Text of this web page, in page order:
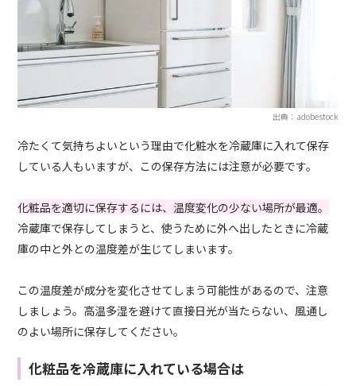
出典：adobestock
冷たくて気持ちよいという理由で化粧水を冷蔵庫に入れて保存
している人もいますが、この保存方法には注意が必要です。
化粧品を適切に保存するには、温度変化の少ない場所が最適。
冷蔵庫で保存してしまうと、使うために外へ出したときに冷蔵
庫の中と外との温度差が生じてしまいます。
この温度差が成分を変化させてしまう可能性があるので、注意
しましょう。高温多湿を避けて直接日光が当たらない、風通し
のよい場所に保存してください。
化粧品を冷蔵庫に入れている場合は